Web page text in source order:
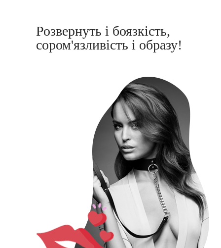
Розвернуть і боязкість,
сором'язливість і образу!